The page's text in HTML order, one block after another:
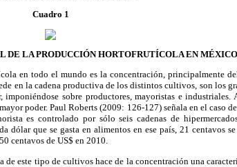
Cuadro 1
DE LA PRODUCCIÓN HORTOFRUTÍCOLAEN MÉXICO
en todo el mundo es la concentración, principalmente
en la cadena productiva de los distintos cultivos, son los
sobre productores, mayoristas e industriales.
poder. Paul Roberts (2009: 126-127) señala en el caso
es controlado por sólo seis cadenas de
dólar que se gasta en alimentos en ese país, 21 centavos
centavos de US$ en 2010.
este tipo de cultivos hace de la concentración una